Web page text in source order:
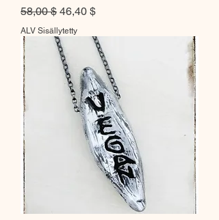
Normaali hinta
58,00 $ Alehinta
46,40 $
ALV Sisällytetty